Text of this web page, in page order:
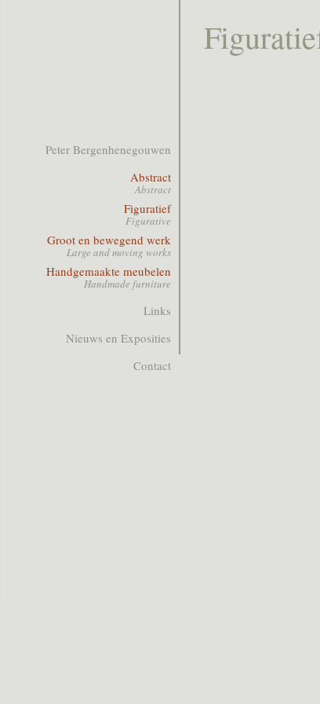
Peter Bergenhenegouwen
Abstract
Abstract
Figuratief
Figurative
Groot en bewegend werk
Large and moving works
Handgemaakte meubelen
Handmade furniture
Links
Nieuws en Exposities
Contact